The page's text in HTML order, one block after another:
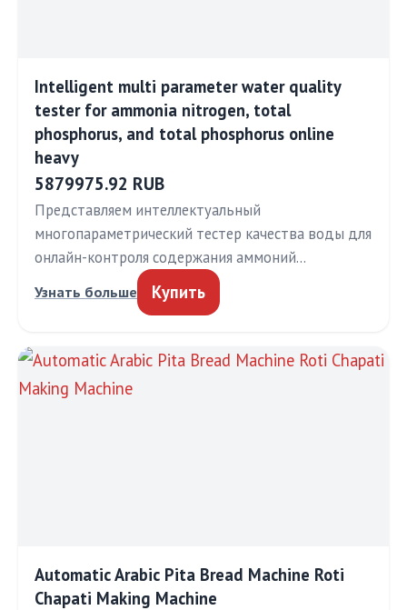
Intelligent multi parameter water quality
tester for ammonia nitrogen, total
phosphorus, and total phosphorus online
heavy
5879975.92 RUB
Представляем интеллектуальный
многопараметрический тестер качества воды для
онлайн-контроля содержания аммоний…
Узнать больше Купить
Automatic Arabic Pita Bread Machine Roti
Chapati Making Machine